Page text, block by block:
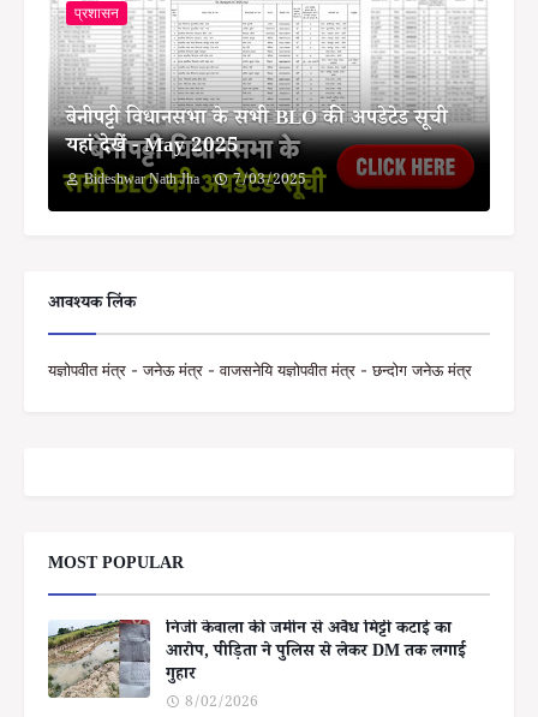
प्रशासन
बेनीपट्टी विधानसभा के सभी BLO की अपडेटेड सूची
यहां देखें - May 2025
Bideshwar Nath Jha 7/03/2025
आवश्यक लिंक
यज्ञोपवीत मंत्र - जनेऊ मंत्र - वाजसनेयि यज्ञोपवीत मंत्र - छन्दोग जनेऊ मंत्र
MOST POPULAR
निजी केवाला की जमीन से अवैध मिट्टी कटाई का
आरोप, पीड़िता ने पुलिस से लेकर DM तक लगाई
गुहार
8/02/2026